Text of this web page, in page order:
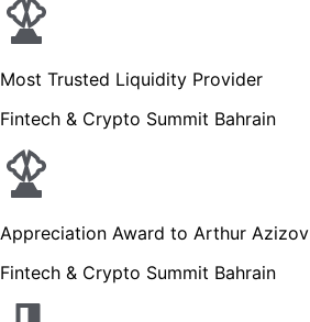
Most Trusted Liquidity Provider
Fintech & Crypto Summit Bahrain
Appreciation Award to Arthur Azizov
Fintech & Crypto Summit Bahrain